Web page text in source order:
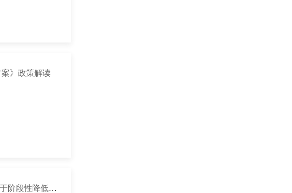
》政策解读
政策文件 人力资源社会保障部 财政部 国家税务总局关于阶段性降低失业保险、工伤保险费率有关问题的通知